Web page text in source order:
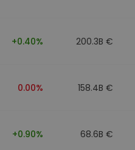
+0.40% 200.3B €
0.00% 158.4B €
+0.90% 68.6B €